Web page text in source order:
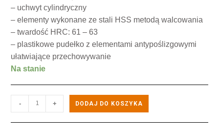
– uchwyt cylindryczny
– elementy wykonane ze stali HSS metodą walcowania
– twardość HRC: 61 – 63
– plastikowe pudełko z elementami antypoślizgowymi
ułatwiające przechowywanie
Na stanie
- + DODAJ DO KOSZYKA